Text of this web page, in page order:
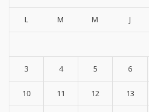
L M M J
3 4 5 6
10 11 12 13